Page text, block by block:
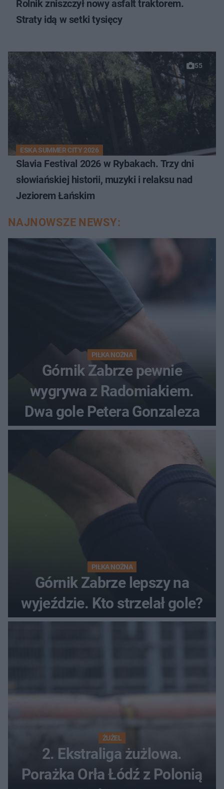
Rolnik zniszczył nowy asfalt traktorem.
Straty idą w setki tysięcy
55
ESKA SUMMER CITY 2026
Slavia Festival 2026 w Rybakach. Trzy dni
słowiańskiej historii, muzyki i relaksu nad
Jeziorem Łańskim
NAJNOWSZE NEWSY:
PIŁKA NOŻNA
Górnik Zabrze pewnie
wygrywa z Radomiakiem.
Dwa gole Petera Gonzaleza
PIŁKA NOŻNA
Górnik Zabrze lepszy na
wyjeździe. Kto strzelał gole?
ŻUŻEL
2. Ekstraliga żużlowa.
Porażka Orła Łódź z Polonią